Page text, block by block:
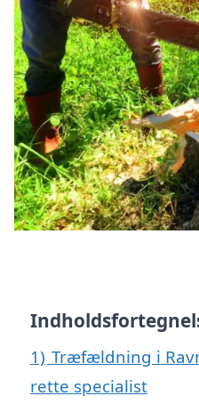
1) Træfældning i
rette specialist